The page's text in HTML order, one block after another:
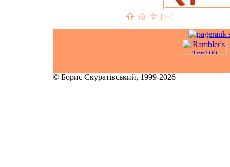
© Борис Скуратівський, 1999-2026